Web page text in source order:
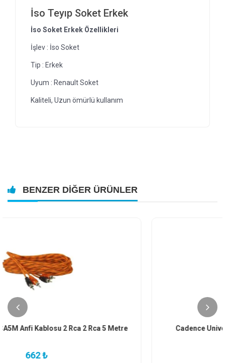
İso Teyıp Soket Erkek
İso Soket Erkek Özellikleri
İşlev : İso Soket
Tip : Erkek
Uyum : Renault Soket
Kaliteli, Uzun ömürlü kullanım
BENZER DIĞER ÜRÜNLER
Cadence Universal Radyo Anten Soketi Adaptörü